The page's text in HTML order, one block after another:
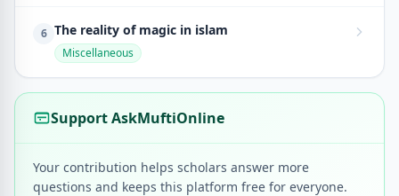
6 The reality of magic in islam
Miscellaneous
Support AskMuftiOnline
Your contribution helps scholars answer more
questions and keeps this platform free for everyone.